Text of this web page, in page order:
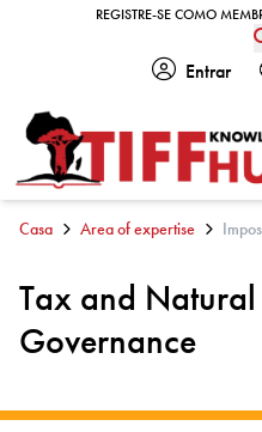
Skip to contentREGISTRE-SE COMO
REGISTRE-SE COMO
Entrar
Casa Area of expertise
Tax and Natural
Governance